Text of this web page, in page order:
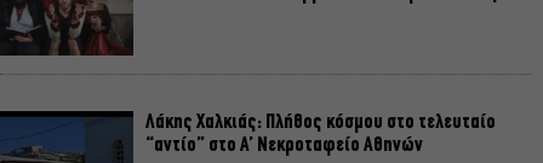
Λάκης Χαλκιάς: Πλήθος κόσμου στο τελευταίο
“αντίο” στο Α’ Νεκροταφείο Αθηνών